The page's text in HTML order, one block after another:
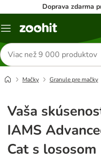
Doprava zdarma
Kategórie
Hľadať
produkty
Mačky Granule pre mačky
Vaša
IAMS
Cat s lososom